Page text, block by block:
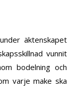
äktenskapet
vunnit
bodelning och
varje make ska